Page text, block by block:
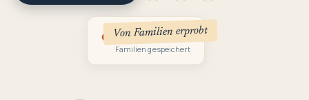
Von Familien erprobt
1
Familien gespeichert